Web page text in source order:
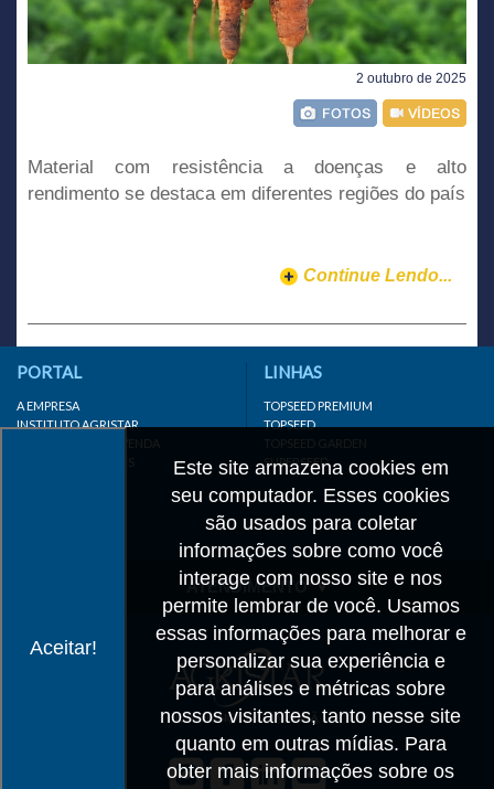
2 outubro de 2025
Material com resistência a doenças e alto
rendimento se destaca em diferentes regiões do país
Continue Lendo...
Aceitar!
Este site armazena cookies em
seu computador. Esses cookies
são usados para coletar
informações sobre como você
interage com nosso site e nos
permite lembrar de você. Usamos
essas informações para melhorar e
personalizar sua experiência e
para análises e métricas sobre
nossos visitantes, tanto nesse site
quanto em outras mídias. Para
obter mais informações sobre os
PORTAL
A EMPRESA
INSTITUTO AGRISTAR
DISTRIBUIDOR/REVENDA
LINKS IMPORTANTES
LINHAS
TOPSEED PREMIUM
TOPSEED
TOPSEED GARDEN
SUPERSEED
ATENDIMENTO
CADASTRO
TRABALHE CONOSCO